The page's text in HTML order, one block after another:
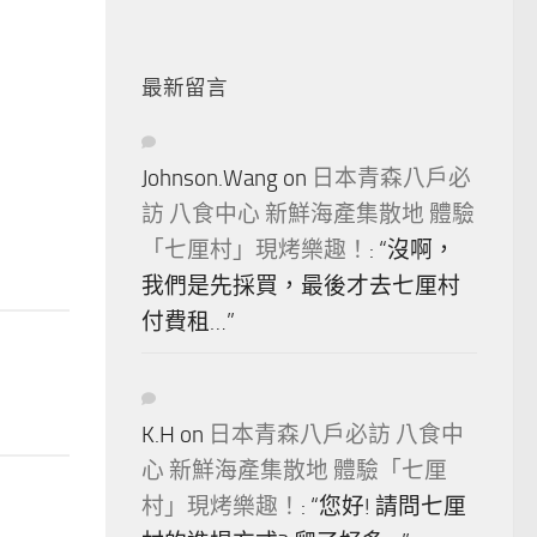
最新留言
Johnson.Wang on 日本青森八戶必
訪 八食中心 新鮮海產集散地 體驗
「七厘村」現烤樂趣！ : “沒啊，
我們是先採買，最後才去七厘村
付費租…”
K.H on 日本青森八戶必訪 八食中
心 新鮮海產集散地 體驗「七厘
村」現烤樂趣！ : “您好! 請問七厘